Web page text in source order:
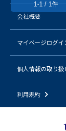
1-1 / 1件
会社概要
マイページログイ
個人情報の取り扱
利用規約